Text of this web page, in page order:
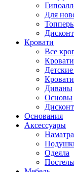
Для
Кровати
Все
Диваны
Основы
Основания
Аксессуары
Одеяла